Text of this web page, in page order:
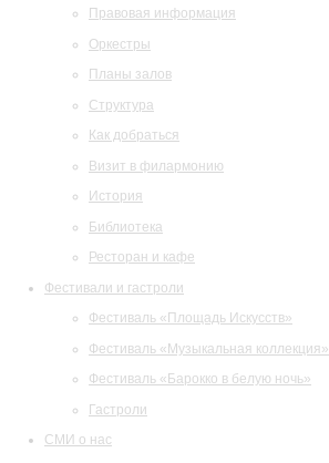
Правовая информация
Оркестры
Планы залов
Структура
Как добраться
Визит в филармонию
История
Библиотека
Ресторан и кафе
Фестивали и гастроли
Фестиваль «Площадь Искусств»
Фестиваль «Музыкальная коллекция»
Фестиваль «Барокко в белую ночь»
Гастроли
СМИ о нас